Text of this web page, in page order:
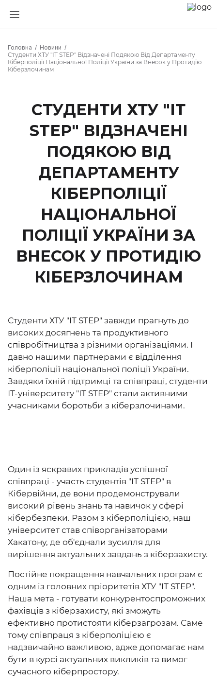
Головна
Новини
Студенти ХТУ "ІТ STEP" Відзначені Подякою Від Департаменту
Кіберполіції Національної Поліції України за Внесок у Протидію
Кіберзлочинам
СТУДЕНТИ ХТУ "ІТ
STEP" ВІДЗНАЧЕНІ
ПОДЯКОЮ ВІД
ДЕПАРТАМЕНТУ
КІБЕРПОЛІЦІЇ
НАЦІОНАЛЬНОЇ
ПОЛІЦІЇ УКРАЇНИ ЗА
ВНЕСОК У ПРОТИДІЮ
КІБЕРЗЛОЧИНАМ
Студенти ХТУ "ІТ STEP" завжди прагнуть до
високих досягнень та продуктивного
співробітництва з різними організаціями. І
давно нашими партнерами є відділення
кіберполіції національної поліції України.
Завдяки їхній підтримці та співпраці, студенти
ІТ-університету "ІТ STEP" стали активними
учасниками боротьби з кіберзлочинами.
Один із яскравих прикладів успішної
співпраці - участь студентів "ІТ STEP" в
Кібервійни, де вони продемонстрували
високий рівень знань та навичок у сфері
кібербезпеки. Разом з кіберполіцією, наш
університет став співорганізаторами
Хакатону, де об'єднали зусилля для
вирішення актуальних завдань з кіберзахисту.
Постійне покращення навчальних програм є
одним із головних пріоритетів ХТУ "ІТ STEP".
Наша мета - готувати конкурентоспроможних
фахівців з кіберзахисту, які зможуть
ефективно протистояти кіберзагрозам. Саме
тому співпраця з кіберполіцією є
надзвичайно важливою, адже допомагає нам
бути в курсі актуальних викликів та вимог
сучасного кіберпростору.